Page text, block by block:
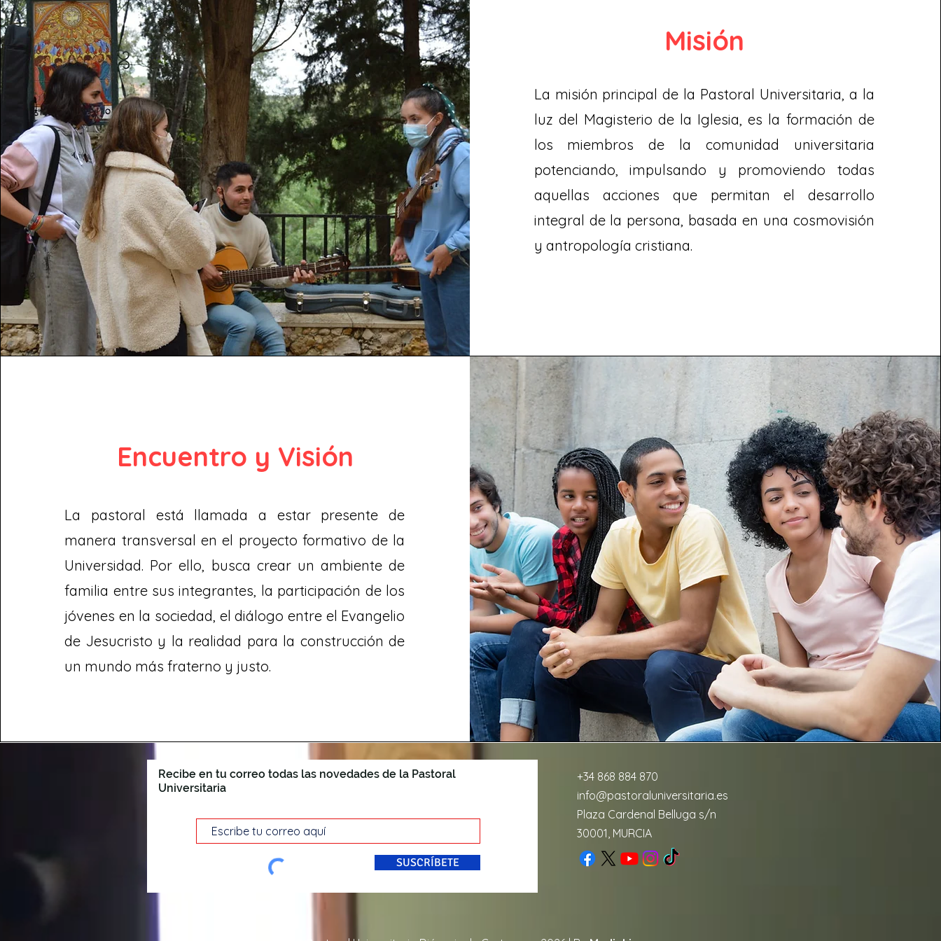
Misión
La misión principal de la Pastoral Universitaria, a la
luz del Magisterio de la Iglesia, es la formación de
los miembros de la comunidad universitaria
potenciando, impulsando y promoviendo todas
aquellas acciones que permitan el desarrollo
integral de la persona, basada en una cosmovisión
y antropología cristiana.
Encuentro y Visión
La pastoral está llamada a estar presente de
manera transversal en el proyecto formativo de la
Universidad. Por ello, busca crear un ambiente de
familia entre sus integrantes, la participación de los
jóvenes en la sociedad, el diálogo entre el Evangelio
de Jesucristo y la realidad para la construcción de
un mundo más fraterno y justo.
Recibe en tu correo todas las novedades de la Pastoral
Universitaria
SUSCRÍBETE
+34 868 884 870
info@pastoraluniversitaria.es
Plaza Cardenal Belluga s/n
30001, MURCIA